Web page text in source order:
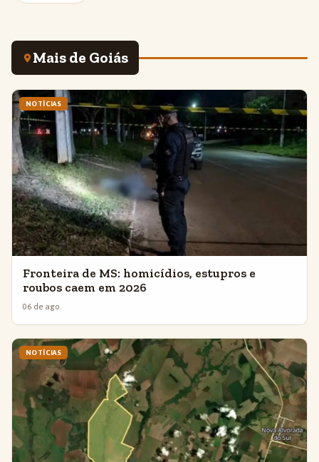
Mais de Goiás
NOTÍCIAS
Fronteira de MS: homicídios, estupros e
roubos caem em 2026
06 de ago.
NOTÍCIAS